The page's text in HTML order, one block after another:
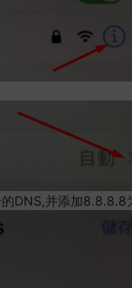
DNS,并添加8.8.8.8